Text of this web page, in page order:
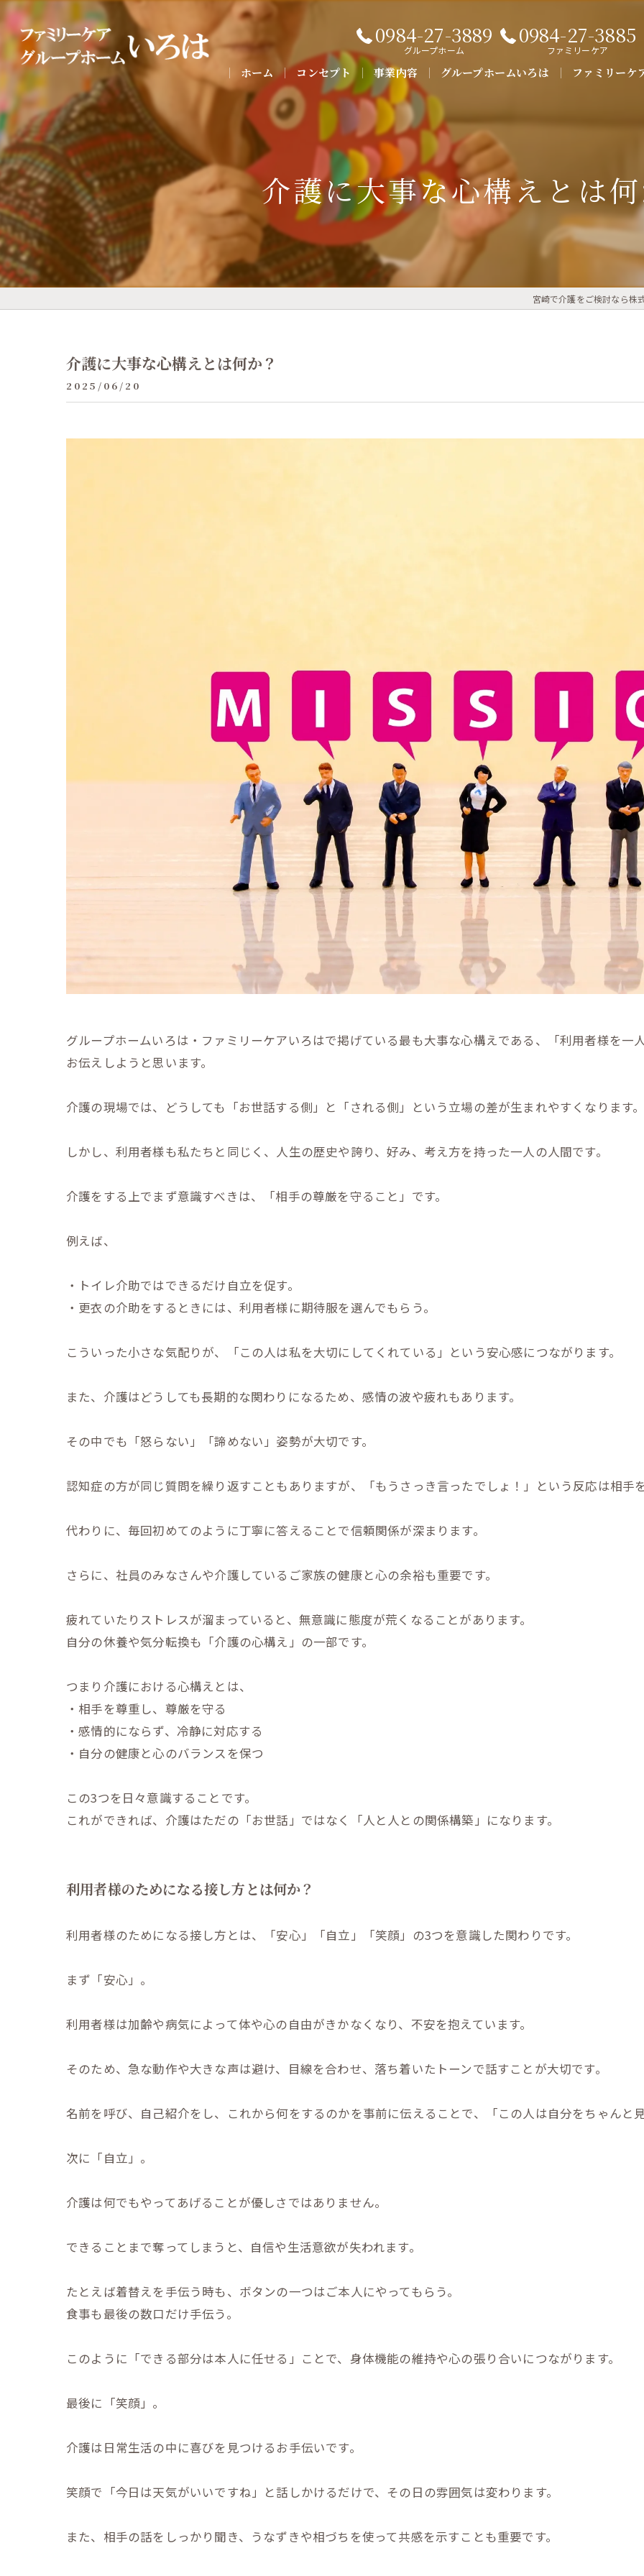
0984-27-3889
グループホーム
0984-27-3885
ファミリーケア
ホーム コンセプト 事業内容
よくある質問
グループホームいろは ファミリーケ
介護に大事な心構えとは
宮崎で介護をご検討なら株
介護に大事な心構えとは何か？
2025/06/20
グループホームいろは・ファミリーケアいろはで掲げている最も大事な心構えである、「利用者様を一
お伝えしようと思います。
介護の現場では、どうしても「お世話する側」と「される側」という立場の差が生まれやすくなります。
しかし、利用者様も私たちと同じく、人生の歴史や誇り、好み、考え方を持った一人の人間です。
介護をする上でまず意識すべきは、「相手の尊厳を守ること」です。
例えば、
・トイレ介助ではできるだけ自立を促す。
・更衣の介助をするときには、利用者様に期待服を選んでもらう。
こういった小さな気配りが、「この人は私を大切にしてくれている」という安心感につながります。
また、介護はどうしても長期的な関わりになるため、感情の波や疲れもあります。
その中でも「怒らない」「諦めない」姿勢が大切です。
認知症の方が同じ質問を繰り返すこともありますが、「もうさっき言ったでしょ！」という反応は相手を
代わりに、毎回初めてのように丁寧に答えることで信頼関係が深まります。
さらに、社員のみなさんや介護しているご家族の健康と心の余裕も重要です。
疲れていたりストレスが溜まっていると、無意識に態度が荒くなることがあります。
自分の休養や気分転換も「介護の心構え」の一部です。
つまり介護における心構えとは、
・相手を尊重し、尊厳を守る
・感情的にならず、冷静に対応する
・自分の健康と心のバランスを保つ
この3つを日々意識することです。
これができれば、介護はただの「お世話」ではなく「人と人との関係構築」になります。
利用者様のためになる接し方とは何か？
利用者様のためになる接し方とは、「安心」「自立」「笑顔」の3つを意識した関わりです。
まず「安心」。
利用者様は加齢や病気によって体や心の自由がきかなくなり、不安を抱えています。
そのため、急な動作や大きな声は避け、目線を合わせ、落ち着いたトーンで話すことが大切です。
名前を呼び、自己紹介をし、これから何をするのかを事前に伝えることで、「この人は自分をちゃんと
次に「自立」。
介護は何でもやってあげることが優しさではありません。
できることまで奪ってしまうと、自信や生活意欲が失われます。
たとえば着替えを手伝う時も、ボタンの一つはご本人にやってもらう。
食事も最後の数口だけ手伝う。
このように「できる部分は本人に任せる」ことで、身体機能の維持や心の張り合いにつながります。
最後に「笑顔」。
介護は日常生活の中に喜びを見つけるお手伝いです。
笑顔で「今日は天気がいいですね」と話しかけるだけで、その日の雰囲気は変わります。
また、相手の話をしっかり聞き、うなずきや相づちを使って共感を示すことも重要です。